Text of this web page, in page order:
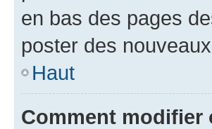
en bas des pages
poster des
Haut
Comment modifier